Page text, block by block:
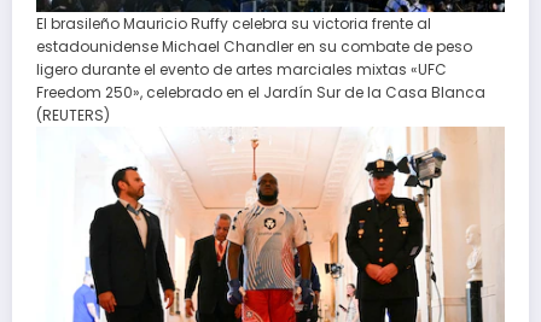
El brasileño Mauricio Ruffy celebra su victoria frente al
estadounidense Michael Chandler en su combate de peso
ligero durante el evento de artes marciales mixtas «UFC
Freedom 250», celebrado en el Jardín Sur de la Casa Blanca
(REUTERS)